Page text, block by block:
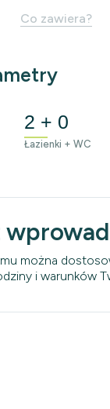
Co zawiera?
2 + 0
Łazienki + WC
można
i warunków